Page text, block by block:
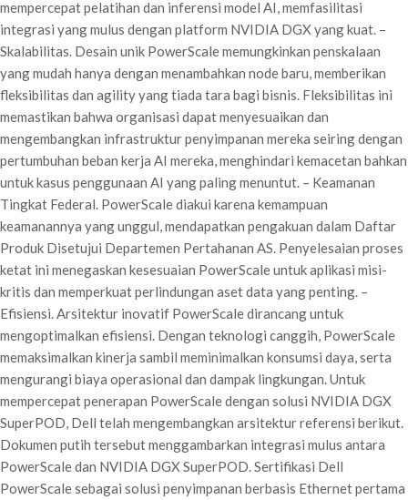
mempercepat pelatihan dan inferensi model AI, memfasilitasi
integrasi yang mulus dengan platform NVIDIA DGX yang kuat. –
Skalabilitas. Desain unik PowerScale memungkinkan penskalaan
yang mudah hanya dengan menambahkan node baru, memberikan
fleksibilitas dan agility yang tiada tara bagi bisnis. Fleksibilitas ini
memastikan bahwa organisasi dapat menyesuaikan dan
mengembangkan infrastruktur penyimpanan mereka seiring dengan
pertumbuhan beban kerja AI mereka, menghindari kemacetan bahkan
untuk kasus penggunaan AI yang paling menuntut. – Keamanan
Tingkat Federal. PowerScale diakui karena kemampuan
keamanannya yang unggul, mendapatkan pengakuan dalam Daftar
Produk Disetujui Departemen Pertahanan AS. Penyelesaian proses
ketat ini menegaskan kesesuaian PowerScale untuk aplikasi misi-
kritis dan memperkuat perlindungan aset data yang penting. –
Efisiensi. Arsitektur inovatif PowerScale dirancang untuk
mengoptimalkan efisiensi. Dengan teknologi canggih, PowerScale
memaksimalkan kinerja sambil meminimalkan konsumsi daya, serta
mengurangi biaya operasional dan dampak lingkungan. Untuk
mempercepat penerapan PowerScale dengan solusi NVIDIA DGX
SuperPOD, Dell telah mengembangkan arsitektur referensi berikut.
Dokumen putih tersebut menggambarkan integrasi mulus antara
PowerScale dan NVIDIA DGX SuperPOD. Sertifikasi Dell
PowerScale sebagai solusi penyimpanan berbasis Ethernet pertama